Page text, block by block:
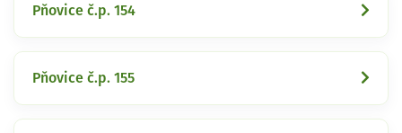
Pňovice č.p. 154
Pňovice č.p. 155